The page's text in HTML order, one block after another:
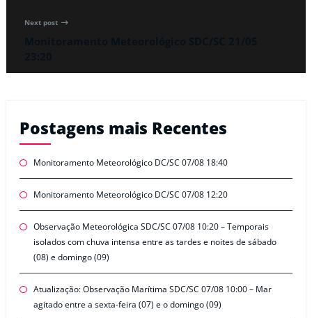
Next post
Postagens mais Recentes
Monitoramento Meteorológico DC/SC 07/08 18:40
Monitoramento Meteorológico DC/SC 07/08 12:20
Observação Meteorológica SDC/SC 07/08 10:20 – Temporais
isolados com chuva intensa entre as tardes e noites de sábado
(08) e domingo (09)
Atualização: Observação Marítima SDC/SC 07/08 10:00 – Mar
agitado entre a sexta-feira (07) e o domingo (09)